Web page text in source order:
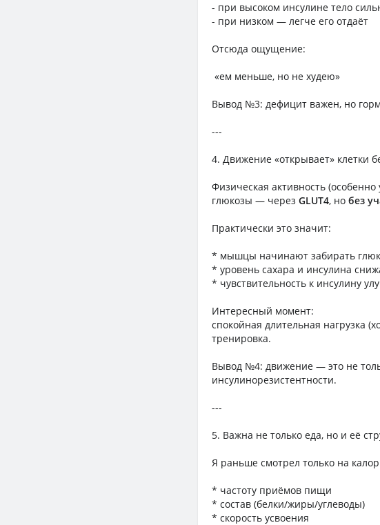
- при высоком инсулине тело
- при низком — легче его отдаёт
Отсюда ощущение:
«ем меньше, но не худею»
Вывод №3: дефицит важен, но
---
4. Движение «открывает» клетки
Физическая активность
глюкозы — через GLUT4, но без
Практически это значит:
* мышцы начинают забирать
* уровень сахара и инсулина
* чувствительность к инсулину
Интересный момент:
спокойная длительная нагрузка
тренировка.
Вывод №4: движение — это не
инсулинорезистентности.
---
5. Важна не только еда, но и её
Я раньше смотрел только на
* частоту приёмов пищи
* состав (белки/жиры/углеводы)
* скорость усвоения